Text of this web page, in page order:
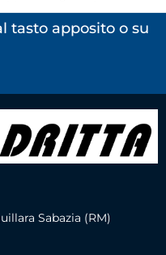
tasto apposito o su
Sabazia (RM)